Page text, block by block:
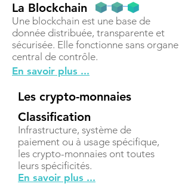
La Blockchain
Une blockchain est une base de
donnée distribuée, transparente et
sécurisée. Elle fonctionne sans organe
central de contrôle.
En savoir plus ...
Les crypto-monnaies
Classification
Infrastructure, système de
paiement ou à usage spécifique,
les crypto-monnaies ont toutes
leurs spécificités.
En savoir plus ...